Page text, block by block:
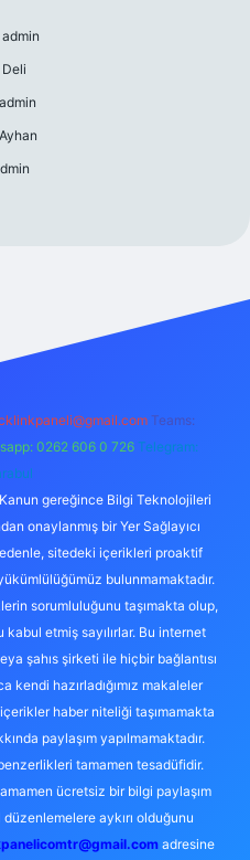
admin
Deli
admin
Ayhan
betexper güncel adres
Teams:
0262 606 0 726 Telegram:
gereğince Bilgi Teknolojileri
onaylanmış bir Yer Sağlayıcı
sitedeki içerikleri proaktif
bulunmamaktadır.
sorumluluğunu taşımakta olup,
etmiş sayılırlar. Bu internet
şahıs şirketi ile hiçbir bağlantısı
kendi hazırladığımız makaleler
haber niteliği taşımamakta
paylaşım yapılmamaktadır.
tamamen tesadüfidir.
ücretsiz bir bilgi paylaşım
aykırı olduğunu
adresine